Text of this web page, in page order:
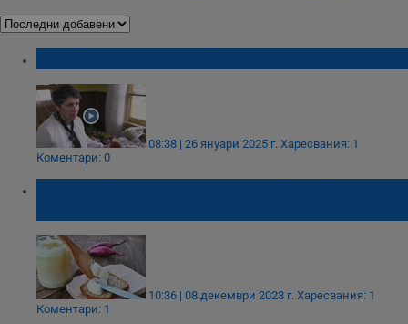
08:38 | 26 януари 2025 г. Харесвания: 1
Коментари: 0
10:36 | 08 декември 2023 г. Харесвания: 1
Коментари: 1